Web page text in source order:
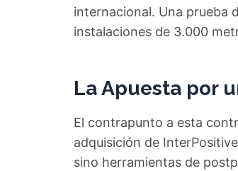
internacional. Una prueba
instalaciones de 3.000
La Apuesta por
El contrapunto a esta
adquisición de
sino herramientas de